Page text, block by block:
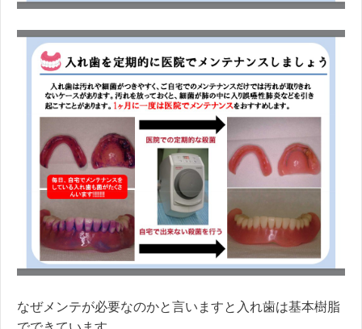
なぜメンテが必要なのかと言いますと入れ歯は基本樹脂